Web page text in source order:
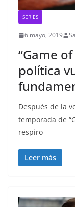
SERIES
6 mayo, 2019
“Game
política
Después de la
temporada de
respiro
Leer más